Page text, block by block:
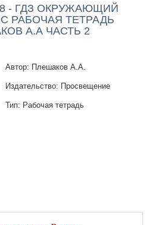
- ГДЗ ОКРУЖАЮЩИЙ
РАБОЧАЯ ТЕТРАДЬ
А.А ЧАСТЬ 2
Автор: Плешаков А.А.
Издательство: Просвещение
Тип: Рабочая тетрадь